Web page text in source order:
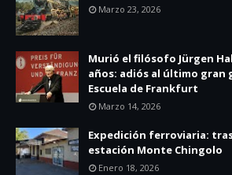
Marzo 23, 2026
Murió el filósofo Jürgen
años: adiós al último gran
Escuela de Frankfurt
Marzo 14, 2026
Expedición ferroviaria:
estación Monte Chingolo
Enero 18, 2026